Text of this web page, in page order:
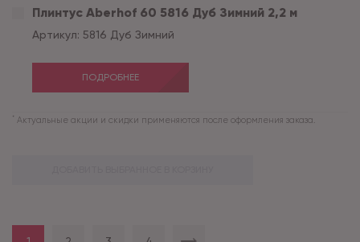
Плинтус Aberhof 60 5816 Дуб Зимний 2,2 м
Артикул: 5816 Дуб Зимний
ПОДРОБНЕЕ
* Актуальные акции и скидки применяются после оформления заказа.